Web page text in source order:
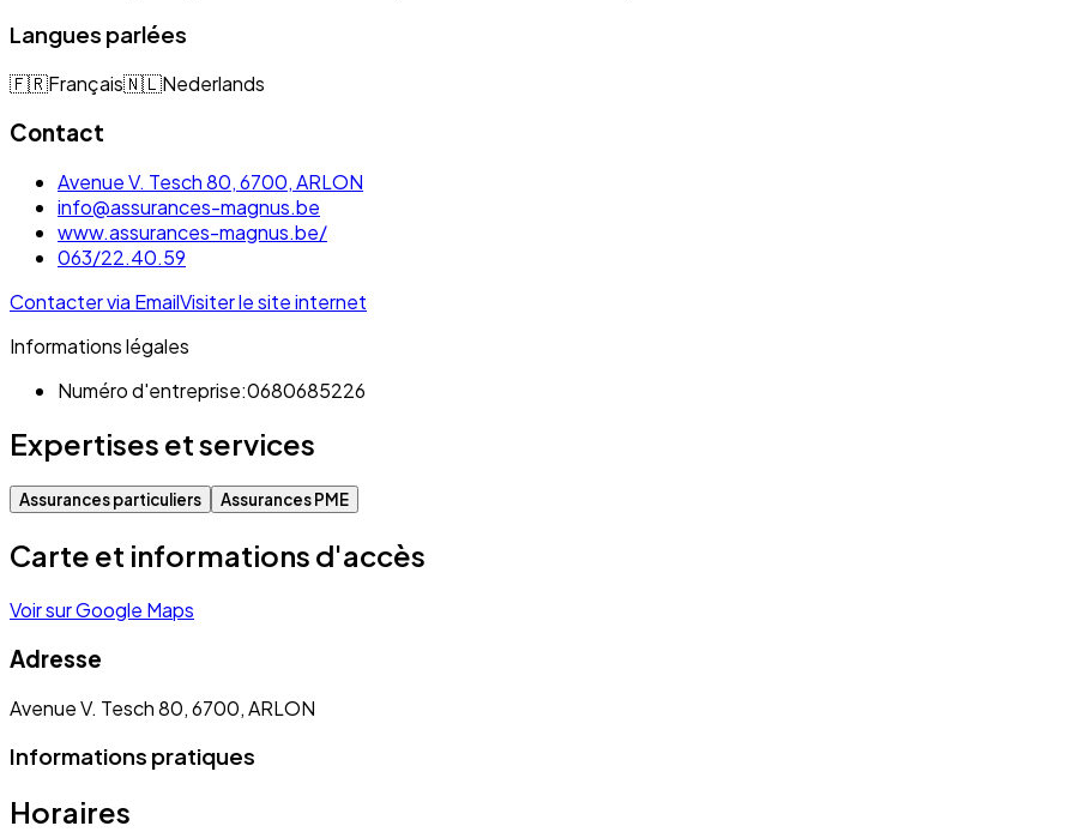
Langues parlées
🇫🇷Français🇳🇱Nederlands
Contact
Avenue V. Tesch 80, 6700, ARLON
info@assurances-magnus.be
www.assurances-magnus.be/
063/22.40.59
Contacter via EmailVisiter le site internet
Informations légales
Numéro d'entreprise:0680685226
Expertises et services
Assurances particuliers Assurances PME
Carte et informations d'accès
Voir sur Google Maps
Adresse
Avenue V. Tesch 80, 6700, ARLON
Informations pratiques
Horaires